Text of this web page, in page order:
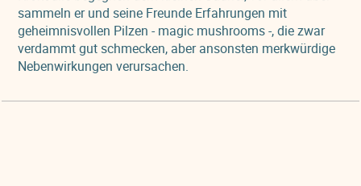
sammeln er und seine Freunde Erfahrungen mit
geheimnisvollen Pilzen - magic mushrooms -, die zwar
verdammt gut schmecken, aber ansonsten merkwürdige
Nebenwirkungen verursachen.